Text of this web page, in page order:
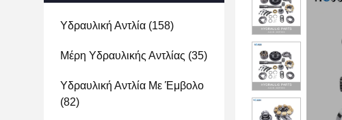
Υδραυλική Αντλία (158)
Μέρη Υδραυλικής Αντλίας (35)
Υδραυλική Αντλία Με Έμβολο
(82)